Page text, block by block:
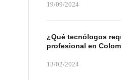
19/09/2024
¿Qué tecnólogos
profesional en
13/02/2024